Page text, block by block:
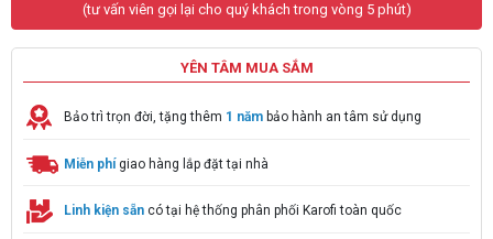
(tư vấn viên gọi lại cho quý khách trong vòng 5 phút)
YÊN TÂM MUA SẮM
Bảo trì trọn đời, tặng thêm 1 năm bảo hành an tâm sử dụng
Miễn phígiao hàng lắp đặt tại nhà
Linh kiện sẵn có tại hệ thống phân phối Karofi toàn quốc